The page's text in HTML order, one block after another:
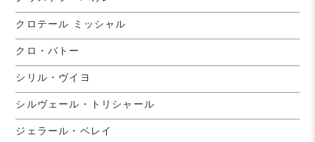
クロテール ミッシャル
クロ・バトー
シリル・ヴイヨ
シルヴェール・トリシャール
ジェラール・ベレイ